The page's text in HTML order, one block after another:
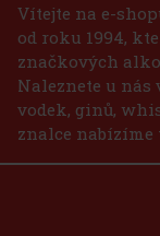
Vítejte na e-
od roku 1994,
značkových
Naleznete u
vodek, ginů,
znalce